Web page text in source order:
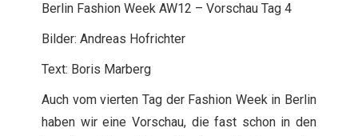
Berlin Fashion Week AW12 – Vorschau Tag 4
Bilder: Andreas Hofrichter
Text: Boris Marberg
Auch vom vierten Tag der Fashion Week in Berlin
haben wir eine Vorschau, die fast schon in den